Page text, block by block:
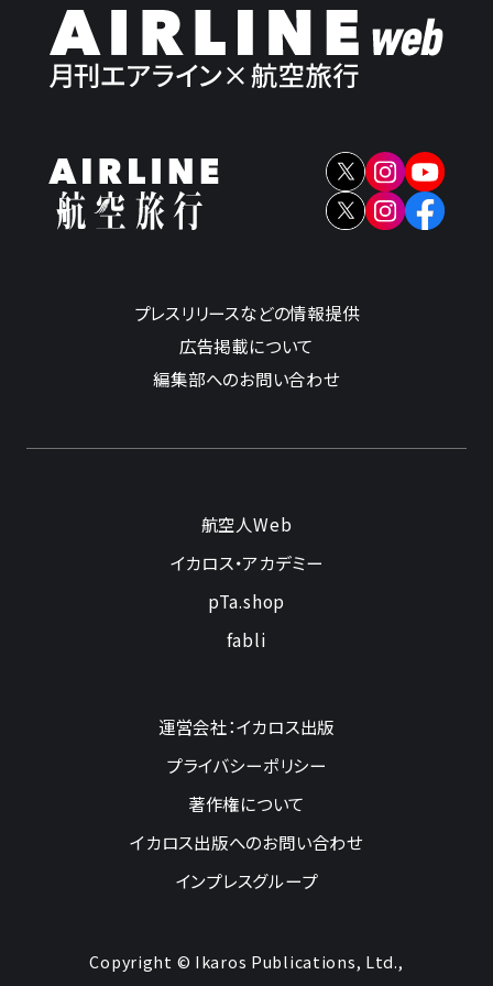
プレスリリースなどの情報提供
広告掲載について
編集部へのお問い合わせ
航空人Web
イカロス・アカデミー
pTa.shop
fabli
運営会社：イカロス出版
プライバシーポリシー
著作権について
イカロス出版へのお問い合わせ
インプレスグループ
Copyright © Ikaros Publications, Ltd.,